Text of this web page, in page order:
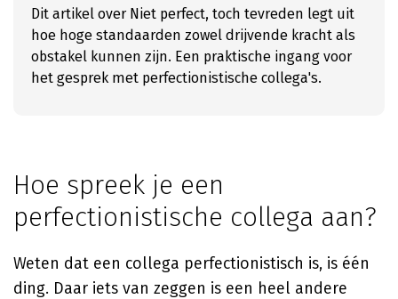
Dit artikel over Niet perfect, toch tevreden legt uit
hoe hoge standaarden zowel drijvende kracht als
obstakel kunnen zijn. Een praktische ingang voor
het gesprek met perfectionistische collega's.
Hoe spreek je een
perfectionistische collega aan?
Weten dat een collega perfectionistisch is, is één
ding. Daar iets van zeggen is een heel andere